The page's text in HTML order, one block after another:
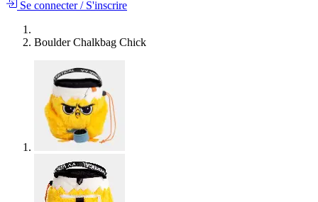
Se connecter/S'inscrire
Boulder Chalkbag Chick